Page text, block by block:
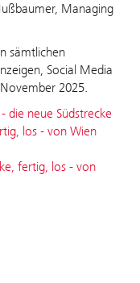
Managing
sämtlichen
Social Media
2025.
die neue Südstrecke
los - von Wien
fertig, los - von